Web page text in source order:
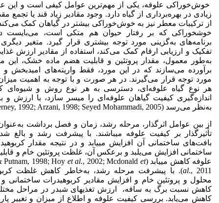
خوش‌خوراکی علوفه، یکی از مهم‌ترین عوامل کیفی است و این
زیادی در بهره‌برداری از گیاه دارد. وجود مقادیر زیاد قند یا تجمع
از ترکیبات معطر نیز به خوش‌خوراکی بیشتر در گیاهان کمک
خوش­خوراکی که بر رفتار حیوان هم متکی است، می‌بایست
برنامه‌های به‌گزینی مورد توجه بیشتری قرار گیرد. متغیر
تفکیک و ارزیابی ارقام کمک می‌کند، استفاده از مقادیر ارزش
به‌طور معمول، مقدار پروتئین و قابلیت هضم ماده خشک، این
برآورده می‌سازند که در این مورد، فقط واریته‌های امیدبخش و
مورد توجه قرار می‌گیرند. در هر صورت و با توجه به اهمیت
هر نوع گیاه علوفه‌ای، دسترسی به هر نوع روش و شیوه‌ای که
اندازه‌گیری کیفیت گیاهان علوفه‌ای را میسر سازد، با ارزش و
به‌نظر می‌رسد (Cherney, 1992; Arzani, 1998; Seyed Mohammadi, 2005).
از بین عوامل اثرگذار، مرحله رشد، زمان و فصل برداشت
تأثیرگذار بر کیفیت علوفه می­باشند. با پیشرفت رشد و بالغ
بافت‌های ساختمانی آن افزایش می­یابد و در نتیجه مقدار
ساختمانی افزایش می‌یلبد و برعکس آن، غلظت پروتئین خام و
علوفه کاهش می­یابد (Orloff & Putnam, 1998; Hoy
et al., 2002; Mcdonald et
al., 2011). با پیشرفت مرحله رشد، به‌خاطر کاهش غلظت
محلول و پروتئین خام و افزایش مقادیر کربوهیدرات ساختمانی
کاهش نسبت برگ به ساقه، ارزش تغذیه­ای شبدر در مراحل
کاهش می‌یابد. بررسی کیفیت علوفه و اطلاع از میزان و تغییر